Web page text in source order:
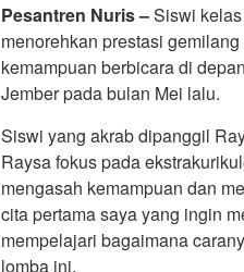
Pesantren Nuris –Siswi
menorehkan prestasi
kemampuan berbicara di
Jember pada bulan Mei lalu.
Siswi yang akrab dipanggil
Raysa fokus pada
mengasah kemampuan dan
cita pertama saya yang ingin
mempelajari bagaimana
lomba ini.